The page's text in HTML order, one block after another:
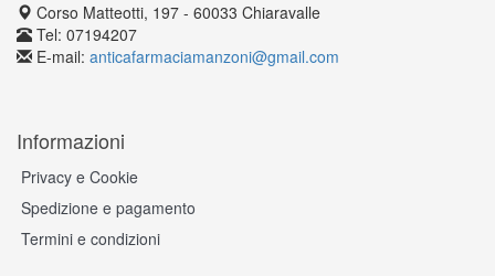
Corso Matteotti, 197 - 60033 Chiaravalle
Tel: 07194207
E-mail: anticafarmaciamanzoni@gmail.com
Informazioni
Privacy e Cookie
Spedizione e pagamento
Termini e condizioni